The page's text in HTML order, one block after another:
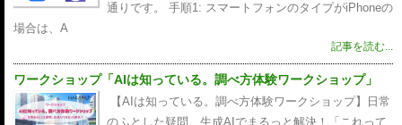
通りです。 手順1: スマートフォンのタイプがiPhoneの
場合は、A
記事を読む...
ワークショップ「AIは知っている。調べ方体験ワークショップ」
【AIは知っている。調べ方体験ワークショップ】日常
のふとした疑問、生成AIでまるっと解決！「これって